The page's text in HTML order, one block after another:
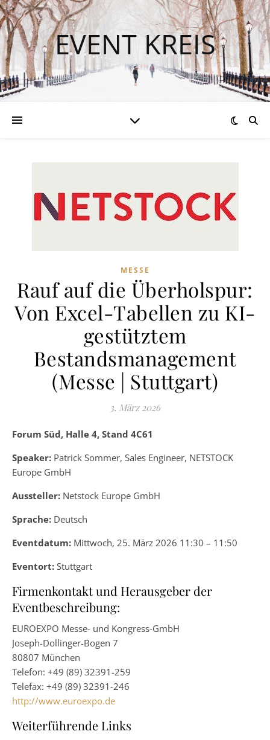
EVENT KREIS
MESSE
Rauf auf die Überholspur:
Von Excel-Tabellen zu KI-
gestütztem
Bestandsmanagement
(Messe | Stuttgart)
3. März 2026
Forum Süd, Halle 4, Stand 4C61
Speaker: Patrick Sommer, Sales Engineer, NETSTOCK
Europe GmbH
Aussteller: Netstock Europe GmbH
Sprache: Deutsch
Eventdatum: Mittwoch, 25. März 2026 11:30 – 11:50
Eventort: Stuttgart
Firmenkontakt und Herausgeber der
Eventbeschreibung:
EUROEXPO Messe- und Kongress-GmbH
Joseph-Dollinger-Bogen 7
80807 München
Telefon: +49 (89) 32391-259
Telefax: +49 (89) 32391-246
http://www.euroexpo.de
Weiterführende Links